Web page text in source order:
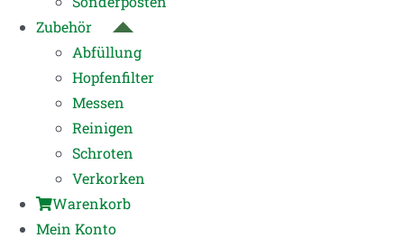
Zubehör
Abfüllung
Hopfenfilter
Messen
Reinigen
Schroten
Verkorken
Warenkorb
Mein Konto